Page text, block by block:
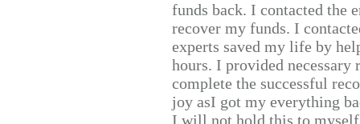
funds back. I contacted the
recover my funds. I
experts saved my life by
hours. I provided
complete the successful
joy asI got my everything
I will not hold this to